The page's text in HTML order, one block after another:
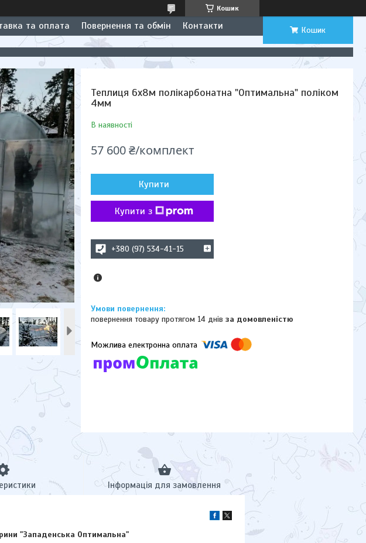
Кошик
та оплата Повернення та обмін Контакти Кошик
Теплиця 6х8м полікарбонатна "Оптимальна" поліком
4мм
В наявності
57 600 ₴/комплект
Купити
Купити з
+380 (97) 534-41-15
повернення товару протягом 14 днівза домовленістю
Інформація для замовлення
"Западенська Оптимальна"